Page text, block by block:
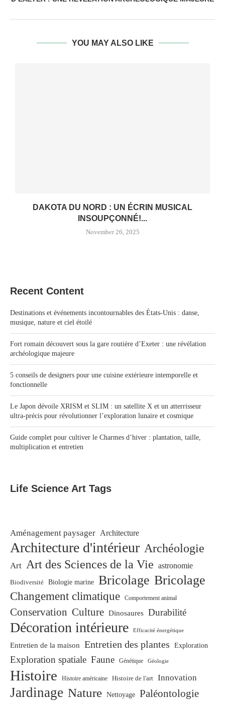
YOU MAY ALSO LIKE
DAKOTA DU NORD : UN ÉCRIN MUSICAL
INSOUPÇONNÉ!...
November 26, 2025
Recent Content
Destinations et événements incontournables des États‑Unis : danse,
musique, nature et ciel étoilé
Fort romain découvert sous la gare routière d’Exeter : une révélation
archéologique majeure
5 conseils de designers pour une cuisine extérieure intemporelle et
fonctionnelle
Le Japon dévoile XRISM et SLIM : un satellite X et un atterrisseur
ultra-précis pour révolutionner l’exploration lunaire et cosmique
Guide complet pour cultiver le Charmes d’hiver : plantation, taille,
multiplication et entretien
Life Science Art Tags
Aménagement paysager Architecture
Architecture d'intérieur Archéologie
Art Art des Sciences de la Vie astronomie
Biodiversité Biologie marine Bricolage Bricolage
Changement climatique Comportement animal
Conservation Culture Dinosaures Durabilité
Décoration intérieure Efficacité énergétique
Entretien de la maison Entretien des plantes Exploration
Exploration spatiale Faune Génétique Géologie
Histoire Histoire américaine Histoire de l'art Innovation
Jardinage Nature Nettoyage Paléontologie